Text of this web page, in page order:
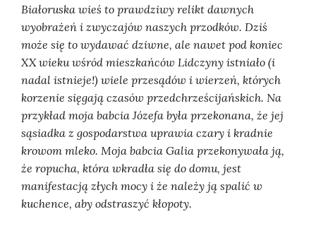
Białoruska wieś to prawdziwy relikt dawnych
wyobrażeń i zwyczajów naszych przodków. Dziś
może się to wydawać dziwne, ale nawet pod koniec
XX wieku wśród mieszkańców Lidczyny istniało (i
nadal istnieje!) wiele przesądów i wierzeń, których
korzenie sięgają czasów przedchrześcijańskich. Na
przykład moja babcia Józefa była przekonana, że jej
sąsiadka z gospodarstwa uprawia czary i kradnie
krowom mleko. Moja babcia Galia przekonywała ją,
że ropucha, która wkradła się do domu, jest
manifestacją złych mocy i że należy ją spalić w
kuchence, aby odstraszyć kłopoty.